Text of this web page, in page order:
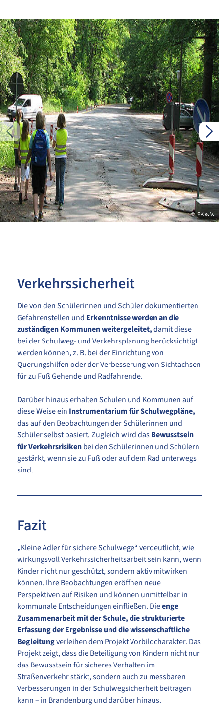
© IFK e. V.
Verkehrssicherheit
Die von den Schülerinnen und Schüler dokumentierten
Gefahrenstellen und Erkenntnisse werden an die
zuständigen Kommunen weitergeleitet,damit diese
bei der Schulweg- und Verkehrsplanung berücksichtigt
werden können, z. B. bei der Einrichtung von
Querungshilfen oder der Verbesserung von Sichtachsen
für zu Fuß Gehende und Radfahrende.
Darüber hinaus erhalten Schulen und Kommunen auf
diese Weise ein Instrumentarium für Schulwegpläne,
das auf den Beobachtungen der Schülerinnen und
Schüler selbst basiert. Zugleich wird dasBewusstsein
für Verkehrsrisikenbei den Schülerinnen und Schülern
gestärkt, wenn sie zu Fuß oder auf dem Rad unterwegs
sind.
Fazit
„Kleine Adler für sichere Schulwege“ verdeutlicht, wie
wirkungsvoll Verkehrssicherheitsarbeit sein kann, wenn
Kinder nicht nur geschützt, sondern aktiv mitwirken
können. Ihre Beobachtungen eröffnen neue
Perspektiven auf Risiken und können unmittelbar in
kommunale Entscheidungen einfließen. Dieenge
Zusammenarbeit mit der Schule, die strukturierte
Erfassung der Ergebnisse und die wissenschaftliche
Begleitungverleihen dem Projekt Vorbildcharakter. Das
Projekt zeigt, dass die Beteiligung von Kindern nicht nur
das Bewusstsein für sicheres Verhalten im
Straßenverkehr stärkt, sondern auch zu messbaren
Verbesserungen in der Schulwegsicherheit beitragen
kann – in Brandenburg und darüber hinaus.